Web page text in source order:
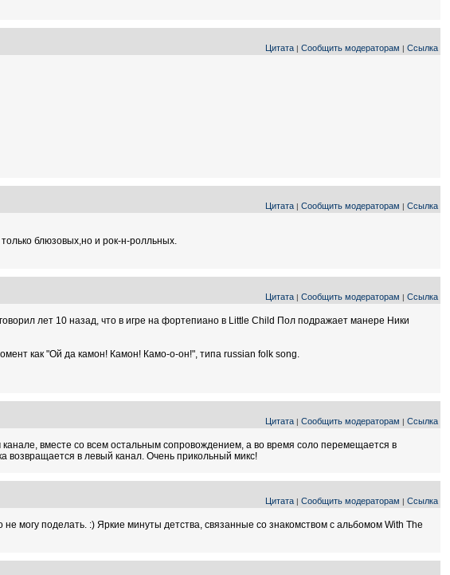
Цитата | Сообщить модераторам | Ссылка
Цитата | Сообщить модераторам | Ссылка
блюзовых,но и рок-н-ролльных.
Цитата | Сообщить модераторам | Ссылка
лет 10 назад, что в игре на фортепиано в Little Child Пол подражает манере Ники
как "Ой да камон! Камон! Камо-о-он!", типа russian folk song.
Цитата | Сообщить модераторам | Ссылка
вместе со всем остальным сопровождением, а во время соло перемещается в
возвращается в левый канал. Очень прикольный микс!
Цитата | Сообщить модераторам | Ссылка
могу поделать. :) Яркие минуты детства, связанные со знакомством с альбомом With The